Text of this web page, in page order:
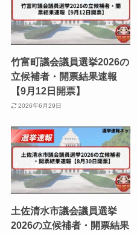
竹富町議会議員選挙2026の
立候補者・開票結果速報
【9月12日開票】
2026年6月29日
土佐清水市議会議員選挙
2026の立候補者・開票結果